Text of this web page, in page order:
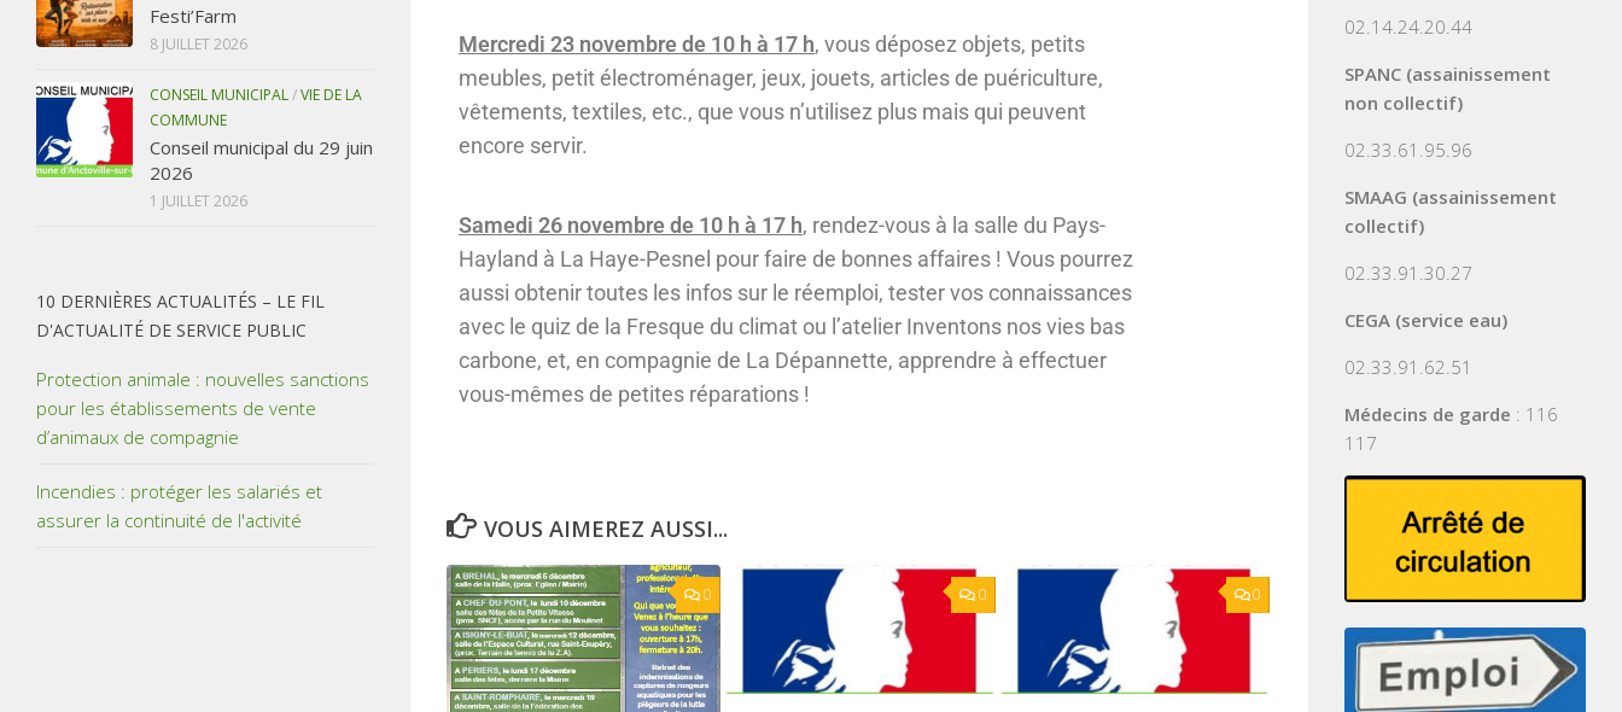
Mercredi 23 novembre de 10 h à 17 h, vous déposez objets, petits
meubles, petit électroménager, jeux, jouets, articles de puériculture,
vêtements, textiles, etc., que vous n’utilisez plus mais qui peuvent
encore servir.
Samedi 26 novembre de 10 h à 17 h, rendez-vous à la salle du Pays-
Hayland à La Haye-Pesnel pour faire de bonnes affaires ! Vous pourrez
aussi obtenir toutes les infos sur le réemploi, tester vos connaissances
avec le quiz de la Fresque du climat ou l’atelier Inventons nos vies bas
carbone, et, en compagnie de La Dépannette, apprendre à effectuer
vous-mêmes de petites réparations !
VOUS AIMEREZ AUSSI...
0 0 0
Festi’Farm
8 JUILLET 2026
CONSEIL MUNICIPAL/VIE DE LA
COMMUNE
Conseil municipal du 29 juin
2026
1 JUILLET 2026
10 DERNIÈRES ACTUALITÉS – LE FIL
D'ACTUALITÉ DE SERVICE PUBLIC
Protection animale : nouvelles sanctions
pour les établissements de vente
d’animaux de compagnie
Incendies : protéger les salariés et
assurer la continuité de l'activité
02.14.24.20.44
SPANC (assainissement
non collectif)
02.33.61.95.96
SMAAG (assainissement
collectif)
02.33.91.30.27
CEGA (service eau)
02.33.91.62.51
Médecins de garde : 116
117